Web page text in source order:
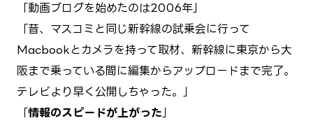
「動画ブログを始めたのは2006年」
「昔、マスコミと同じ新幹線の試乗会に行って
Macbookとカメラを持って取材、新幹線に東京から大
阪まで乗っている間に編集からアップロードまで完了。
テレビより早く公開しちゃった。」
「情報のスピードが上がった